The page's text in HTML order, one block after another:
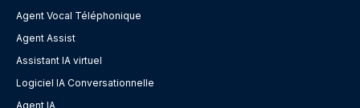
Agent Vocal Téléphonique
Agent Assist
Assistant IA virtuel
Logiciel IA Conversationnelle
Agent IA